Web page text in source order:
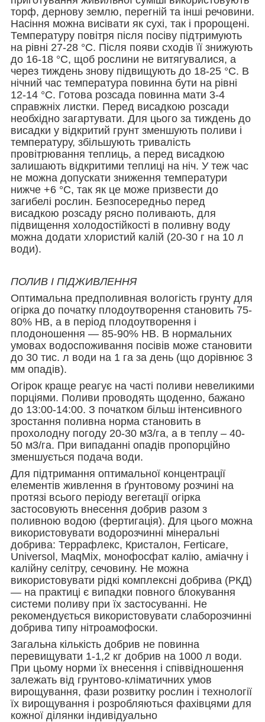
торф, дернову землю, перегній та інші речовини.
Насіння можна висівати як сухі, так і пророщені.
Температуру повітря після посіву підтримують
на рівні 27-28 °С. Після появи сходів її знижують
до 16-18 °С, щоб рослини не витягувалися, а
через тиждень знову підвищують до 18-25 °С. В
нічний час температура повинна бути на рівні
12-14 °С. Готова розсада повинна мати 3-4
справжніх листки. Перед висадкою розсади
необхідно загартувати. Для цього за тиждень до
висадки у відкритий грунт зменшують поливи і
температуру, збільшують тривалість
провітрювання теплиць, а перед висадкою
залишають відкритими теплиці на ніч. У теж час
не можна допускати зниження температури
нижче +6 °С, так як це може призвести до
загибелі рослин. Безпосередньо перед
висадкою розсаду рясно поливають, для
підвищення холодостійкості в поливну воду
можна додати хлористий калій (20-30 г на 10 л
води).
ПОЛИВ І ПІДЖИВЛЕННЯ
Оптимальна предполивная вологість грунту для
огірка до початку плодоутворення становить 75-
80% НВ, а в період плодоутворення і
плодоношення — 85-90% НВ. В нормальних
умовах водоспоживання посівів може становити
до 30 тис. л води на 1 га за день (що дорівнює 3
мм опадів).
Огірок краще реагує на часті поливи невеликими
порціями. Поливи проводять щоденно, бажано
до 13:00-14:00. З початком більш інтенсивного
зростання поливна норма становить в
прохолодну погоду 20-30 м3/га, а в теплу – 40-
50 м3/га. При випаданні опадів пропорційно
зменшується подача води.
Для підтримання оптимальної концентрації
елементів живлення в ґрунтовому розчині на
протязі всього періоду вегетації огірка
застосовують внесення добрив разом з
поливною водою (фертигація). Для цього можна
використовувати водорозчинні мінеральні
добрива: Террафлекс, Кристалон, Ferticare,
Universol, MaqMix, монофосфат калію, аміачну і
калійну селітру, сечовину. Не можна
використовувати рідкі комплексні добрива (РКД)
— на практиці є випадки повного блокування
системи поливу при їх застосуванні. Не
рекомендується використовувати слаборозчинні
добрива типу нітроамофоски.
Загальна кількість добрив не повинна
перевищувати 1-1,2 кг добрив на 1000 л води.
При цьому норми їх внесення і співвідношення
залежать від грунтово-кліматичних умов
вирощування, фази розвитку рослин і технології
їх вирощування і розробляються фахівцями для
кожної ділянки індивідуально